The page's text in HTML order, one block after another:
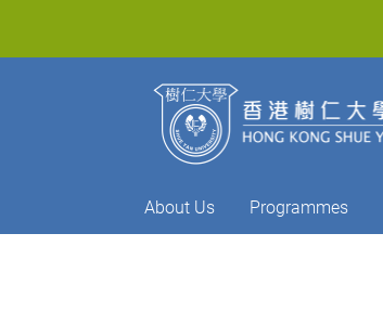
About Us Programmes